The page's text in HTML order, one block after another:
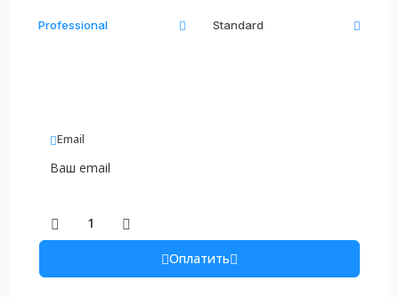
Professional Standard
Email
Оплатить